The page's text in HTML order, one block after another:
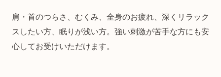
肩・首のつらさ、むくみ、全身のお疲れ、深くリラック
スしたい方、眠りが浅い方。強い刺激が苦手な方にも安
心してお受けいただけます。